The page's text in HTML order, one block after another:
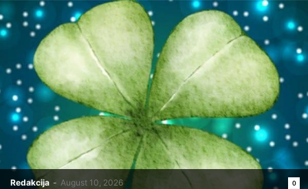
Redakcija - August 10, 2026 0